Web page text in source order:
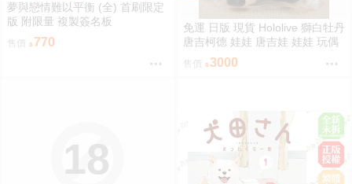
夢與戀情難以平衡 (全) 首刷限定
版 附限量 複製簽名板
售價 770
免運 日版 現貨 Hololive 獅白牡丹
唐吉柯德 娃娃 唐吉娃 娃娃 玩偶
ドン・キホーテ もちどる 獅白ぼ
たん
3000
18